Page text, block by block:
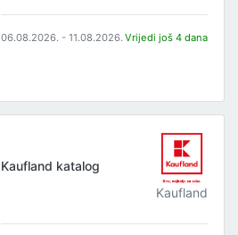
06.08.2026. - 11.08.2026. Vrijedi još 4 dana
Kaufland katalog
Kaufland